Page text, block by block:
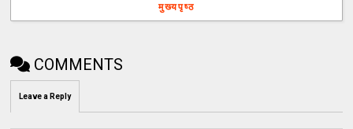
मुख्यपृष्ठ
COMMENTS
Leave a Reply